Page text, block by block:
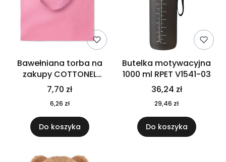
Bawełniana torba na
zakupy COTTONEL
COLOUR++ MO9846-11
7,70 zł
6,26 zł
Do koszyka
Butelka motywacyjna
1000 ml RPET V1541-03
36,24 zł
29,46 zł
Do koszyka